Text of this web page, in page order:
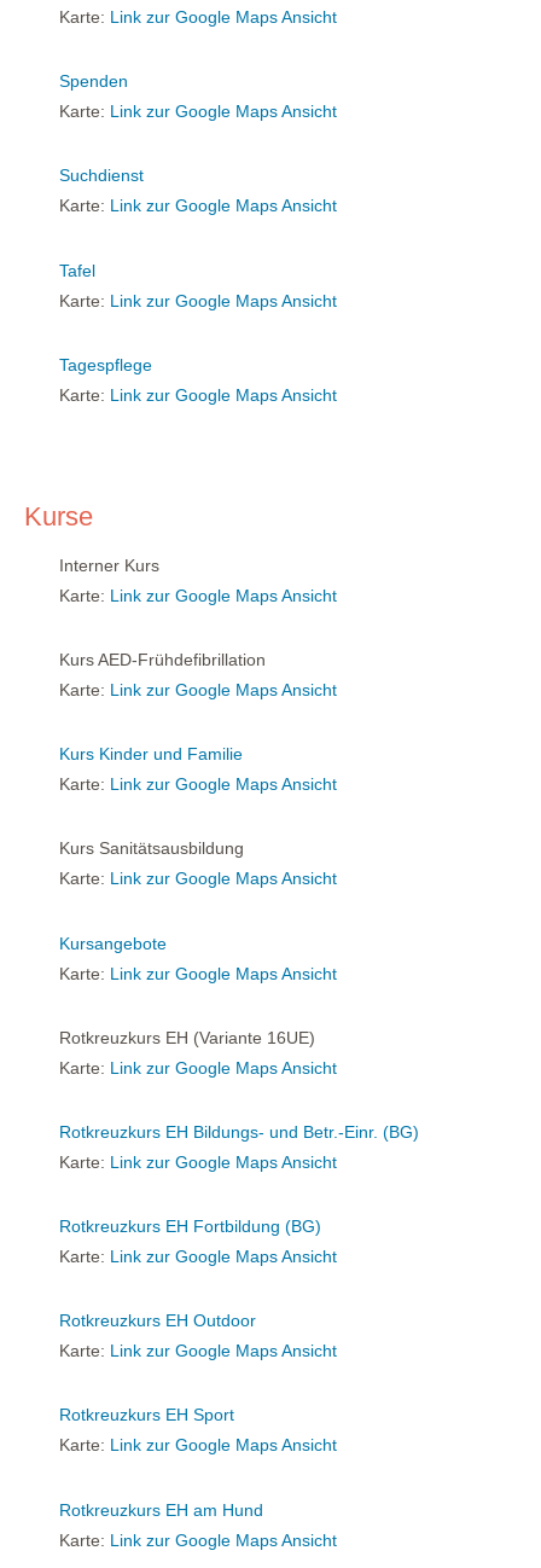
Karte: Link zur Google Maps Ansicht
Spenden
Karte: Link zur Google Maps Ansicht
Suchdienst
Karte: Link zur Google Maps Ansicht
Tafel
Karte: Link zur Google Maps Ansicht
Tagespflege
Karte: Link zur Google Maps Ansicht
Kurse
Interner Kurs
Karte: Link zur Google Maps Ansicht
Kurs AED-Frühdefibrillation
Karte: Link zur Google Maps Ansicht
Kurs Kinder und Familie
Karte: Link zur Google Maps Ansicht
Kurs Sanitätsausbildung
Karte: Link zur Google Maps Ansicht
Kursangebote
Karte: Link zur Google Maps Ansicht
Rotkreuzkurs EH (Variante 16UE)
Karte: Link zur Google Maps Ansicht
Rotkreuzkurs EH Bildungs- und Betr.-Einr. (BG)
Karte: Link zur Google Maps Ansicht
Rotkreuzkurs EH Fortbildung (BG)
Karte: Link zur Google Maps Ansicht
Rotkreuzkurs EH Outdoor
Karte: Link zur Google Maps Ansicht
Rotkreuzkurs EH Sport
Karte: Link zur Google Maps Ansicht
Rotkreuzkurs EH am Hund
Karte: Link zur Google Maps Ansicht